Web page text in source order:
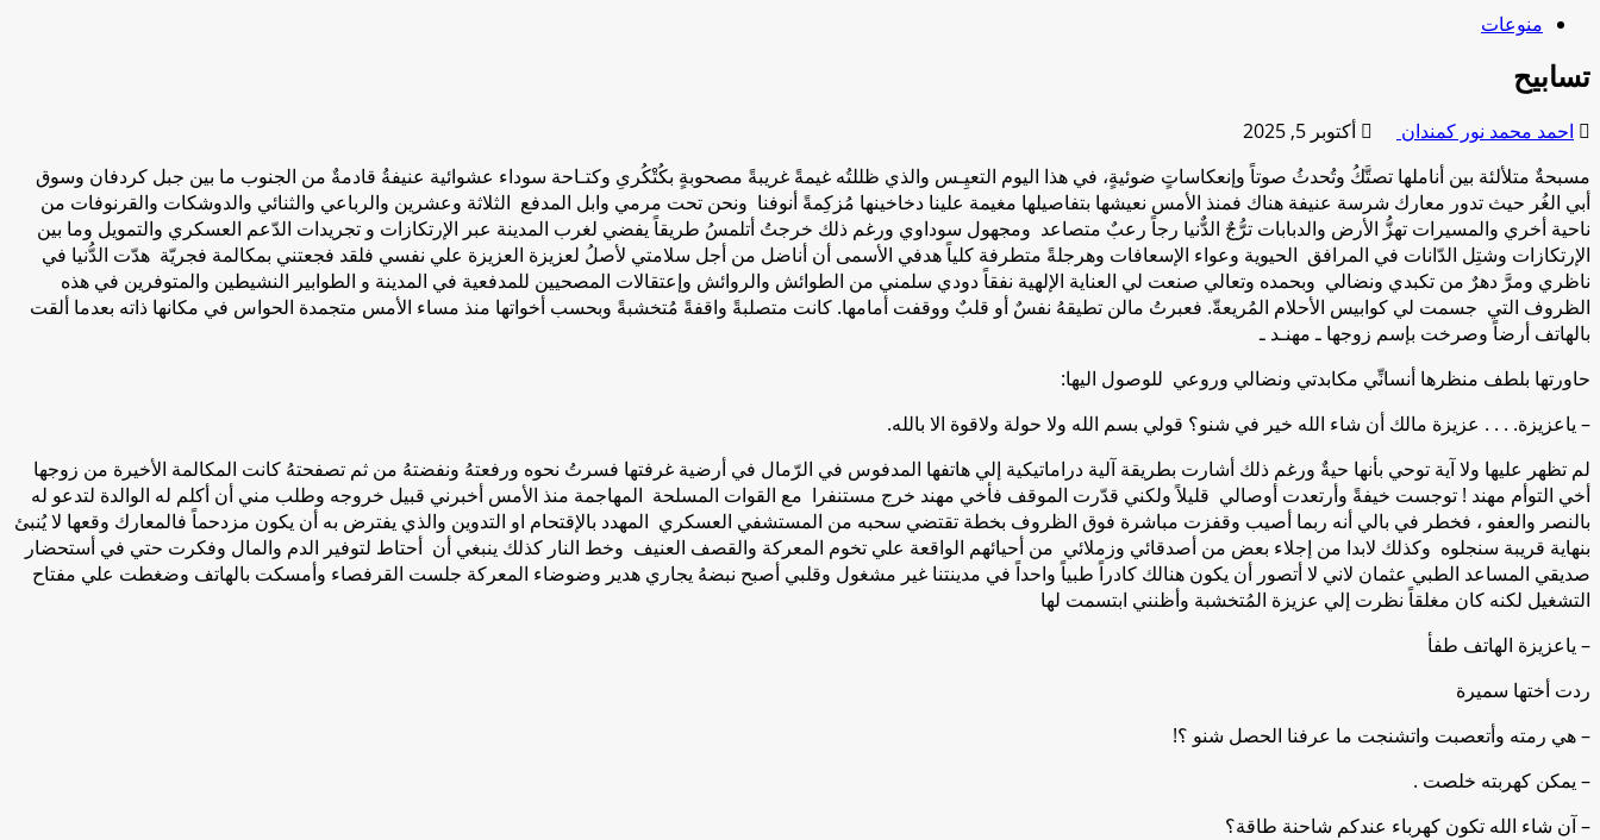
منوعات
تسابيح
احمد محمد نور كمندان
أكتوبر 5, 2025
مسبحةٌ متلألئة بين أناملها تصتَّكُ وتُحدثُ صوتاً وإنعكاساتٍ ضوئيةٍ، في هذا اليوم التعيِـس والذي ظللتُه غيمةً غريبةً مصحوبةٍ بكُتْكُرىِ وكتـاحة سوداء عشوائية عنيفةُ قادمةٌ من الجنوب ما بين جبل كردفان وسوق
أبي الغُر حيث تدور معارك شرسة عنيفة هناك فمنذ الأمس نعيشها بتفاصيلها مغيمة علينا دخاخينها مُزكِمةً أنوفنا ونحن تحت مرمي وابل المدفع الثلاثة وعشرين والرباعي والثنائي والدوشكات والقرنوفات من
ناحية أخري والمسيرات تهزُّ الأرض والدبابات ترُّجٌ الدٌّنيا رجاً رعبٌ متصاعد ومجهول سوداوي ورغم ذلك خرجتُ أتلمسُ طريقاً يفضي لغرب المدينة عبر الإرتكازات و تجريدات الدّعم العسكري والتمويل وما بين
الإرتكازات وشتِل الدّانات في المرافق الحيوية وعواء الإسعافات وهرجلةً متطرفة كلياً هدفي الأسمى أن أناضل من أجل سلامتي لأصلُ لعزيزة العزيزة علي نفسي فلقد فجعتني بمكالمة فجريّة هدّت الدُّنيا في
ناظري ومرَّ دهرٌ من تكبدي ونضالي وبحمده وتعالي صنعت لي العناية الإلهية نفقاً دودي سلمني من الطوائش والروائش وإعتقالات المصحيين للمدفعية في المدينة و الطوابير النشيطين والمتوفرين في هذه
الظروف التي جسمت لي كوابيس الأحلام المُريعةّ. فعبرتُ مالن تطيقهُ نفسٌ أو قلبٌ ووقفت أمامها. كانت متصلبةً واقفةً مُتخشبةً وبحسب أخواتها منذ مساء الأمس متجمدة الحواس في مكانها ذاته بعدما ألقت
بالهاتف أرضاً وصرخت بإسم زوجها ـ مهنـد ـ
حاورتها بلطف منظرها أنسانِّي مكابدتي ونضالي وروعي للوصول اليها:
– ياعزيزة. . . . عزيزة مالك أن شاء الله خير في شنو؟ قولي بسم الله ولا حولة ولاقوة الا بالله.
لم تظهر عليها ولا آية توحي بأنها حيةٌ ورغم ذلك أشارت بطريقة آلية دراماتيكية إلي هاتفها المدفوس في الرّمال في أرضية غرفتها فسرتُ نحوه ورفعتهُ ونفضتهُ من ثم تصفحتهُ كانت المكالمة الأخيرة من زوجها
أخي التوأم مهند ! توجست خيفةً وأرتعدت أوصالي قليلاً ولكني قدّرت الموقف فأخي مهند خرج مستنفرا مع القوات المسلحة المهاجمة منذ الأمس أخبرني قبيل خروجه وطلب مني أن أكلم له الوالدة لتدعو له
بالنصر والعفو ، فخطر في بالي أنه ربما أصيب وقفزت مباشرة فوق الظروف بخطة تقتضي سحبه من المستشفي العسكري المهدد بالإقتحام او التدوين والذي يفترض به أن يكون مزدحماً فالمعارك وقعها لا يُنبئ
بنهاية قريبة سنجلوه وكذلك لابدا من إجلاء بعض من أصدقائي وزملائي من أحيائهم الواقعة علي تخوم المعركة والقصف العنيف وخط النار كذلك ينبغي أن أحتاط لتوفير الدم والمال وفكرت حتي في أستحضار
صديقي المساعد الطبي عثمان لاني لا أتصور أن يكون هنالك كادراً طبياً واحداً في مدينتنا غير مشغول وقلبي أصبح نبضهُ يجاري هدير وضوضاء المعركة جلست القرفصاء وأمسكت بالهاتف وضغطت علي مفتاح
التشغيل لكنه كان مغلقاً نظرت إلي عزيزة المُتخشبة وأظنني ابتسمت لها
– ياعزيزة الهاتف طفأ
ردت أختها سميرة
– هي رمته وأتعصبت واتشنجت ما عرفنا الحصل شنو ؟!
– يمكن كهربته خلصت .
– آن شاء الله تكون كهرباء عندكم شاحنة طاقة؟